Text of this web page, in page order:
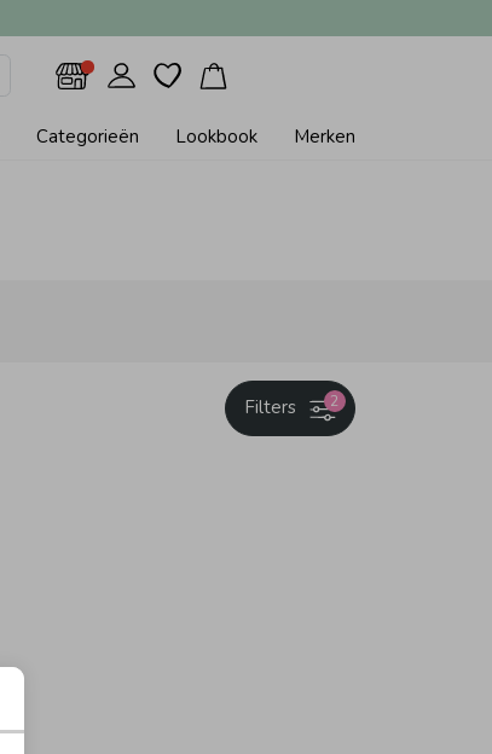
Categorieën Lookbook Merken
2
Filters